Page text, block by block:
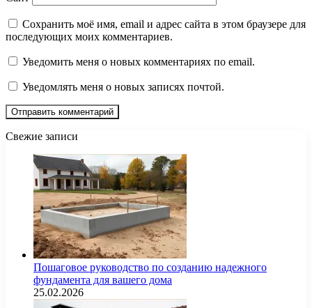
Сохранить моё имя, email и адрес сайта в этом браузере для
последующих моих комментариев.
Уведомить меня о новых комментариях по email.
Уведомлять меня о новых записях почтой.
Свежие записи
Пошаговое руководство по созданию надежного
фундамента для вашего дома
25.02.2026